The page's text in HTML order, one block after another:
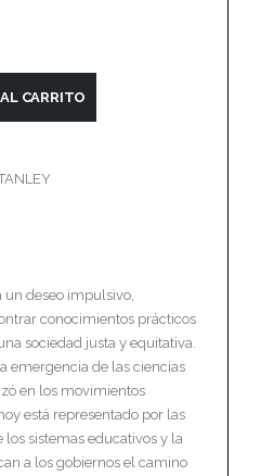
CARRITO
deseo impulsivo,
conocimientos prácticos
sociedad justa y equitativa.
emergencia de las ciencias
en los movimientos
está representado por las
sistemas educativos y la
a los gobiernos el camino